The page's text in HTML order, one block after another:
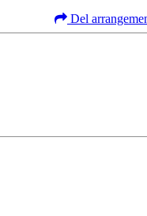
Del